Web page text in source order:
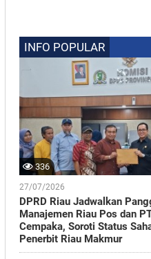
INFO POPULAR
336
27/07/2026
DPRD Riau Jadwalkan
Manajemen Riau Pos dan
Cempaka, Soroti Status
Penerbit Riau Makmur